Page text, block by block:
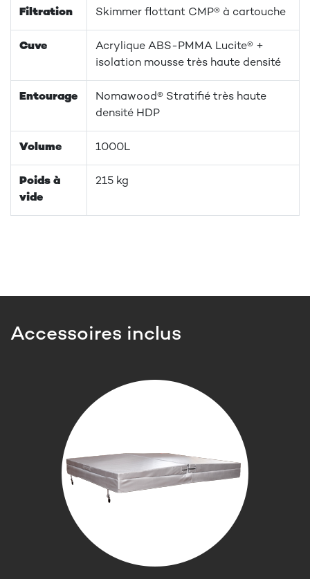
Filtration Skimmer flottant CMP® à cartouche
Cuve
Acrylique ABS-PMMA Lucite® +
isolation mousse très haute densité
Entourage
Nomawood® Stratifié très haute
densité HDP
Volume 1000L
Poids à
vide
215 kg
Accessoires inclus